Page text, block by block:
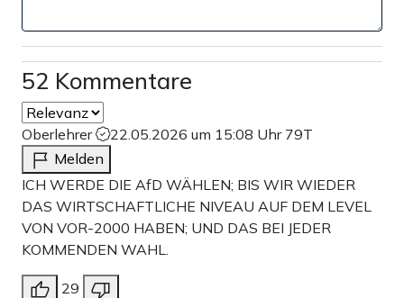
52 Kommentare
Oberlehrer 22.05.2026 um 15:08 Uhr 79T
Melden
ICH WERDE DIE AfD WÄHLEN; BIS WIR WIEDER
DAS WIRTSCHAFTLICHE NIVEAU AUF DEM LEVEL
VON VOR-2000 HABEN; UND DAS BEI JEDER
KOMMENDEN WAHL.
29